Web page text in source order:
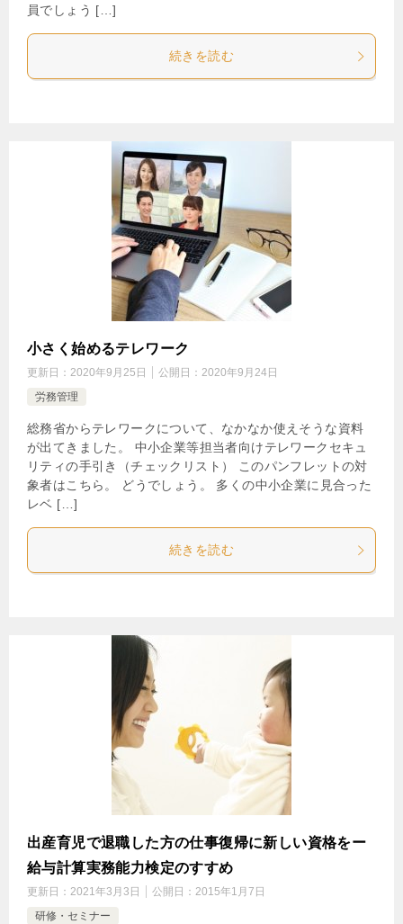
員でしょう […]
続きを読む
小さく始めるテレワーク
更新日： 2020年9月25日 公開日： 2020年9月24日
労務管理
総務省からテレワークについて、なかなか使えそうな資料
が出てきました。 中小企業等担当者向けテレワークセキュ
リティの手引き（チェックリスト） このパンフレットの対
象者はこちら。 どうでしょう。 多くの中小企業に見合った
レベ […]
続きを読む
出産育児で退職した方の仕事復帰に新しい資格をー
給与計算実務能力検定のすすめ
更新日： 2021年3月3日 公開日： 2015年1月7日
研修・セミナー